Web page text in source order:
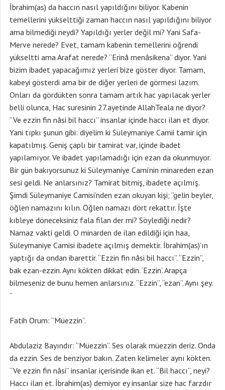
İbrahim(as) da haccın nasıl yapıldığını biliyor. Kabenin
temellerini yükselttiği zaman haccın nasıl yapıldığını biliyor
ama bilmediği neydi? Yapıldığı yerler değil mi? Yani Safa-
Merve nerede? Evet, tamam kabenin temellerini öğrendi
yükseltti ama Arafat nerede? “Erinâ menâsikena” diyor. Yani
bizim ibadet yapacağımız yerleri bize göster diyor. Tamam,
kabeyi gösterdi ama bir de diğer yerleri de görmesi lazım.
Onları da gördükten sonra tamam artık hac yapılacak yerler
belli olunca, Hac suresinin 27.ayetinde AllahTeala ne diyor?
“Ve ezzin fin nâsi bil haccı” insanlar içinde haccı ilan et diyor.
Yani tıpkı şunun gibi: diyelim ki Süleymaniye Camii tamir için
kapatılmış. Geniş çaplı bir tamirat var, içinde ibadet
yapılamıyor. Ve ibadet yapılamadığı için ezan da okunmuyor.
Bir gün bakıyorsunuz ki Süleymaniye Cami’nin minareden ezan
sesi geldi. Ne anlarsınız? Tamirat bitmiş, ibadete açılmış.
Şimdi Süleymaniye Camisi’nden ezan okuyan kişi; “gelin beyler,
öğlen namazını kılın. Öğlen namazı dört rekattır. İşte
kıbleye döneceksiniz fala filan der mi? Söylediği nedir?
Namaz vakti geldi. O minarden de ilan edildiği için haa,
Süleymaniye Camisi ibadete açılmış demektir. İbrahim(as)’ın
yaptığı da ondan ibarettir. “Ezzin fin nâsi bil haccı”. “Ezzin”,
bak ezan-ezzin. Aynı kökten dikkat edin. ‘Ezzin’. Arapça
bilmeseniz de bunu hemen anlarsınız. “Ezzin”, “ezan”. Aynı şey.
”
Fatih Orum: “Müezzin”.
Abdulaziz Bayındır: “Müezzin”. Ses olarak müezzin deriz. Onda
da ezzin. Ses de benziyor bakın. Zaten kelimeler aynı kökten.
“Ve ezzin fin nâsi” insanlar içerisinde ikan et. “Bil haccı”, neyi?
Haccı ilan et. İbrahim(as) demiyor ey insanlar size hac farzdır